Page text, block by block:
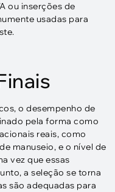
ou inserções de
usadas para
o desempenho de
pela forma como
reais, como
manuseio, e o nível de
vez que essas
a seleção se torna
são adequadas para